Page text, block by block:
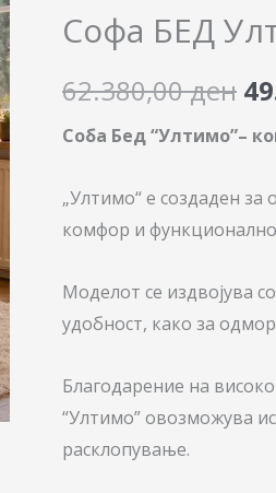
Софа БЕД
62.380,00ден
Соба Бед “Ултимо”–
„Ултимо“ е создаден
комфор и
Моделот се издвојува
удобност, како за
Благодарение на
“Ултимо” овозможува
расклопување.